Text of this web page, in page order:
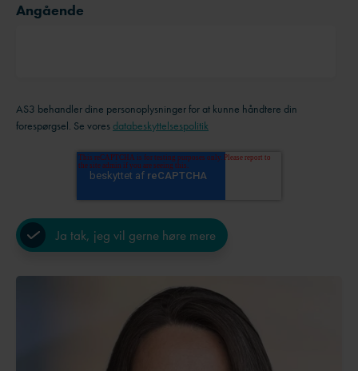
Angående
AS3 behandler dine personoplysninger for at kunne håndtere din
forespørgsel. Se vores databeskyttelsespolitik